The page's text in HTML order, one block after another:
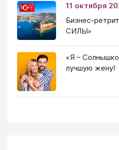
11 октября
Бизнес-
СИЛЫ»
«Я –
лучшую жену!